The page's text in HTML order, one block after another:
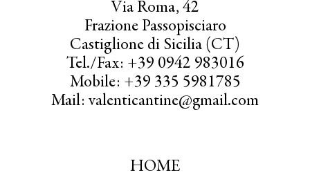
Via Roma, 42
Frazione Passopisciaro
Castiglione di Sicilia (CT)
Tel./Fax: +39 0942 983016
Mobile: +39 335 5981785
Mail: valenticantine@gmail.com
HOME